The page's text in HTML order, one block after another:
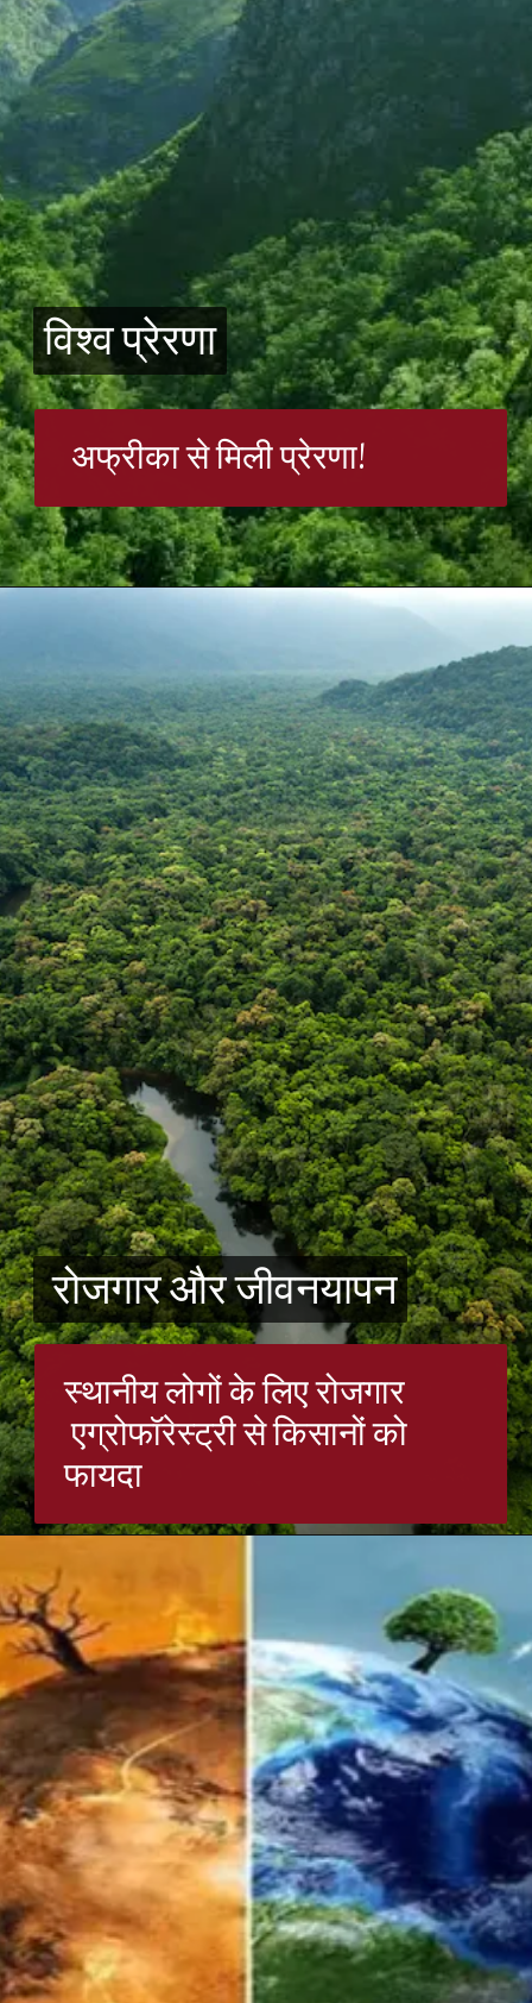
अफ्रीका से मिली प्रेरणा!
विश्व प्रेरणा
विश्व प्रेरणा
स्थानीय लोगों के लिए रोजगार
एग्रोफॉरेस्ट्री से किसानों को
फायदा
रोजगार और जीवनयापन
रोजगार और जीवनयापन